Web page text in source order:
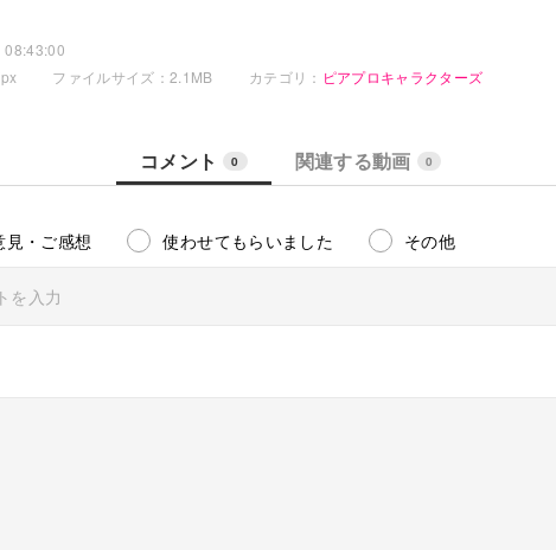
08:43:00
ファイルサイズ：2.1MB カテゴリ： ピアプロキャラクターズ
コメント 0 関連する動画 0
見・ご感想 使わせてもらいました その他